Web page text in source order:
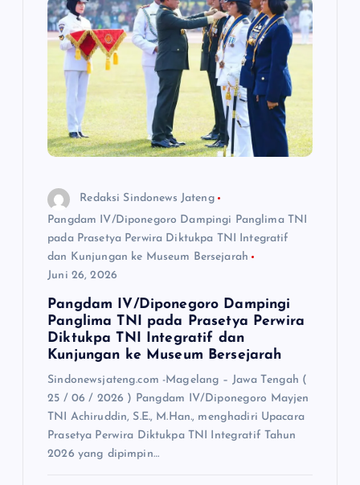
Redaksi Sindonews Jateng
Pangdam IV/Diponegoro Dampingi Panglima TNI
pada Prasetya Perwira Diktukpa TNI Integratif
dan Kunjungan ke Museum Bersejarah
Juni 26, 2026
Pangdam IV/Diponegoro Dampingi
Panglima TNI pada Prasetya Perwira
Diktukpa TNI Integratif dan
Kunjungan ke Museum Bersejarah
Sindonewsjateng.com -Magelang – Jawa Tengah (
25 / 06 / 2026 ) Pangdam IV/Diponegoro Mayjen
TNI Achiruddin, S.E., M.Han., menghadiri Upacara
Prasetya Perwira Diktukpa TNI Integratif Tahun
2026 yang dipimpin…